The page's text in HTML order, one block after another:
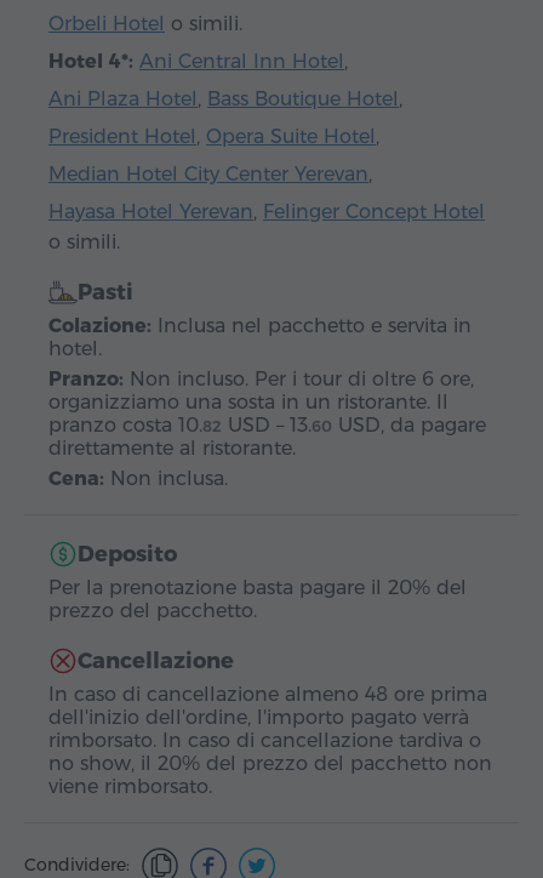
Orbeli Hotel o simili.
Hotel 4*: Ani Central Inn Hotel ,
Ani Plaza Hotel , Bass Boutique Hotel ,
President Hotel , Opera Suite Hotel ,
Median Hotel City Center Yerevan,
Hayasa Hotel Yerevan, Felinger Concept Hotel
o simili.
Pasti
Colazione: Inclusa nel pacchetto e servita in
hotel.
Pranzo: Non incluso. Per i tour di oltre 6 ore,
organizziamo una sosta in un ristorante. Il
pranzo costa 10.82 USD – 13.60 USD, da pagare
direttamente al ristorante.
Cena: Non inclusa.
Deposito
Per la prenotazione basta pagare il 20% del
prezzo del pacchetto.
Cancellazione
In caso di cancellazione almeno 48 ore prima
dell'inizio dell'ordine, l'importo pagato verrà
rimborsato. In caso di cancellazione tardiva o
no show, il 20% del prezzo del pacchetto non
viene rimborsato.
Condividere: